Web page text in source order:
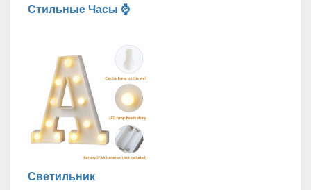
Стильные Часы ⌚
Светильник